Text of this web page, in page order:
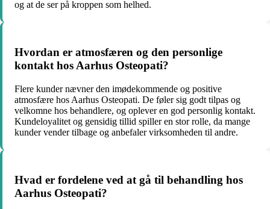
og at de ser på kroppen som helhed.
Hvordan er atmosfæren og den personlige
kontakt hos Aarhus Osteopati?
Flere kunder nævner den imødekommende og positive
atmosfære hos Aarhus Osteopati. De føler sig godt tilpas og
velkomne hos behandlere, og oplever en god personlig kontakt.
Kundeloyalitet og gensidig tillid spiller en stor rolle, da mange
kunder vender tilbage og anbefaler virksomheden til andre.
Hvad er fordelene ved at gå til behandling hos
Aarhus Osteopati?